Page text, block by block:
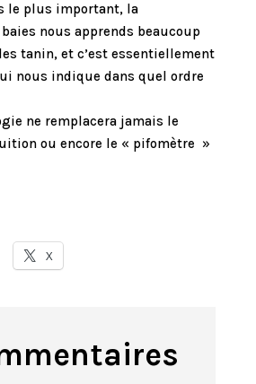
le plus important, la
nous apprends beaucoup
tanin, et c’est essentiellement
nous indique dans quel ordre
ne remplacera jamais le
ou encore le « pifomètre »
X